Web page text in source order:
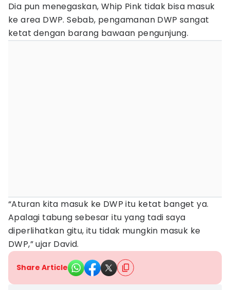
Dia pun menegaskan, Whip Pink tidak bisa masuk
ke area DWP. Sebab, pengamanan DWP sangat
ketat dengan barang bawaan pengunjung.
“Aturan kita masuk ke DWP itu ketat banget ya.
Apalagi tabung sebesar itu yang tadi saya
diperlihatkan gitu, itu tidak mungkin masuk ke
DWP,” ujar David.
Share Article